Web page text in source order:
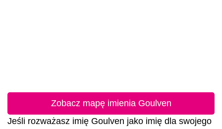
Zobacz mapę imienia Goulven
Jeśli rozważasz imię Goulven jako imię dla swojego